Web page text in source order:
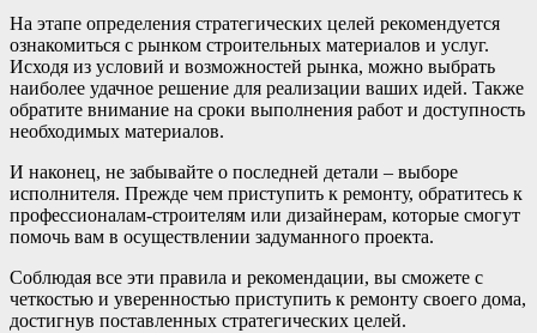
На этапе определения стратегических целей рекомендуется
ознакомиться с рынком строительных материалов и услуг.
Исходя из условий и возможностей рынка, можно выбрать
наиболее удачное решение для реализации ваших идей. Также
обратите внимание на сроки выполнения работ и доступность
необходимых материалов.
И наконец, не забывайте о последней детали – выборе
исполнителя. Прежде чем приступить к ремонту, обратитесь к
профессионалам-строителям или дизайнерам, которые смогут
помочь вам в осуществлении задуманного проекта.
Соблюдая все эти правила и рекомендации, вы сможете с
четкостью и уверенностью приступить к ремонту своего дома,
достигнув поставленных стратегических целей.